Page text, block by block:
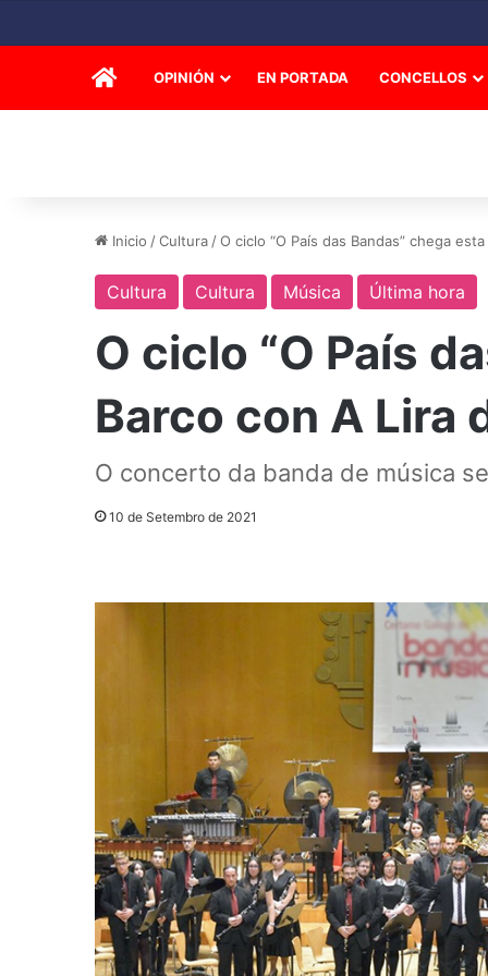
INICIOOPINIÓN EN PORTADA CONCELLOS
Inicio /Cultura /O ciclo “O País das Bandas” chega
Cultura Cultura Música Última hora
O ciclo “O País
Barco con A Lira
O concerto da banda de música
10 de Setembro de 2021